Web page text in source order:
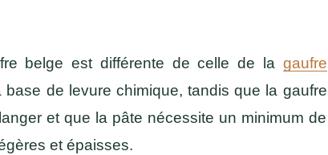
belge est différente de celle de la gaufre
base de levure chimique, tandis que la gaufre
et que la pâte nécessite un minimum de
et épaisses.